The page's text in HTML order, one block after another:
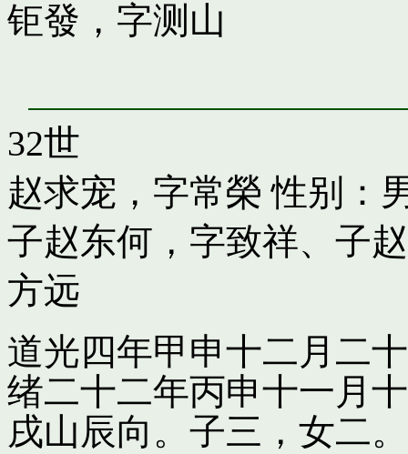
钜發，字测山
32世
赵求宠，字常榮 性别：
子赵东何，字致祥、子
方远
道光四年甲申十二月二
绪二十二年丙申十一月
戌山辰向。子三，女二。